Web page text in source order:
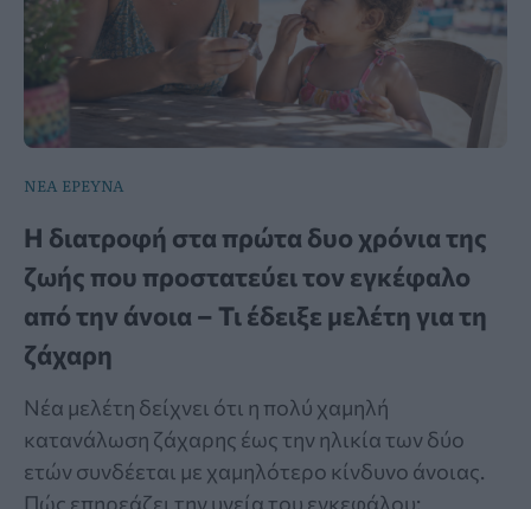
ΝΕΑ ΕΡΕΥΝΑ
Η διατροφή στα πρώτα δυο χρόνια της
ζωής που προστατεύει τον εγκέφαλο
από την άνοια – Τι έδειξε μελέτη για τη
ζάχαρη
Νέα μελέτη δείχνει ότι η πολύ χαμηλή
κατανάλωση ζάχαρης έως την ηλικία των δύο
ετών συνδέεται με χαμηλότερο κίνδυνο άνοιας.
Πώς επηρεάζει την υγεία του εγκεφάλου;